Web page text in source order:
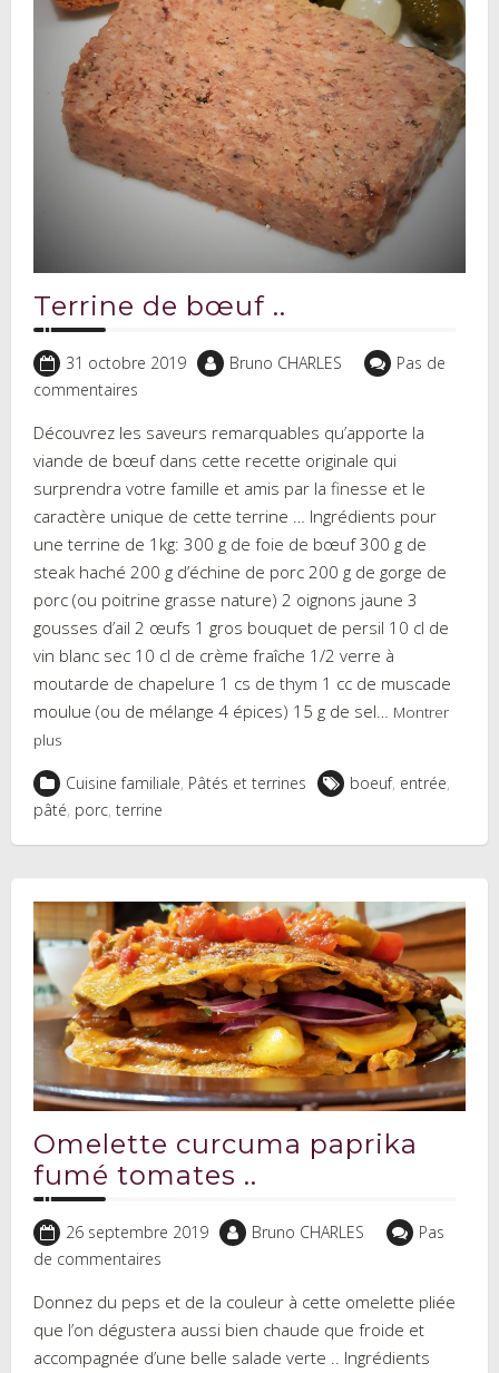
Terrine de bœuf ..
31 octobre 2019 Bruno CHARLES
Pas de
commentaires
Découvrez les saveurs remarquables qu’apporte la
viande de bœuf dans cette recette originale qui
surprendra votre famille et amis par la finesse et le
caractère unique de cette terrine … Ingrédients pour
une terrine de 1kg: 300 g de foie de bœuf 300 g de
steak haché 200 g d’échine de porc 200 g de gorge de
porc (ou poitrine grasse nature) 2 oignons jaune 3
gousses d’ail 2 œufs 1 gros bouquet de persil 10 cl de
vin blanc sec 10 cl de crème fraîche 1/2 verre à
moutarde de chapelure 1 cs de thym 1 cc de muscade
moulue (ou de mélange 4 épices) 15 g de sel…
Montrer
plus
Cuisine familiale, Pâtés et terrines boeuf, entrée,
pâté, porc, terrine
Omelette curcuma paprika
fumé tomates ..
26 septembre 2019 Bruno CHARLES
Pas
de commentaires
Donnez du peps et de la couleur à cette omelette pliée
que l’on dégustera aussi bien chaude que froide et
accompagnée d’une belle salade verte .. Ingrédients